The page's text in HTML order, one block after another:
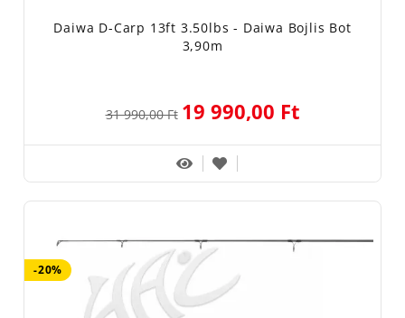
Daiwa D-Carp 13ft 3.50lbs - Daiwa Bojlis Bot
3,90m
31 990,00 Ft 19 990,00 Ft
-20%